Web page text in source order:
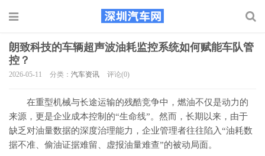
朗致科技的车辆超声波油耗监控系统如何赋能车队管
控？
2026-05-11 分类： 汽车资讯 评论(0)
在重型机械与长途运输的残酷竞争中，燃油不仅是动力的
来源，更是企业成本控制的“生命线”。然而，长期以来，由于
缺乏对油量数据的深度治理能力，企业管理者往往陷入“油耗数
据不准、偷油证据难留、虚报油量难查”的被动局面。